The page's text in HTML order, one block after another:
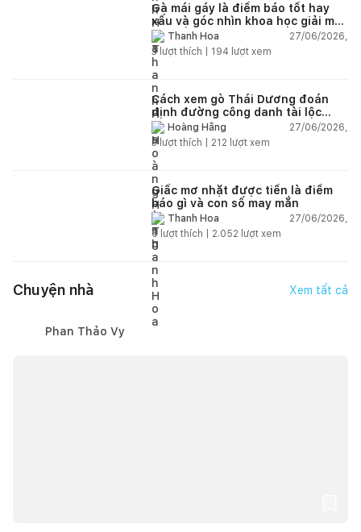
Gà mái gáy là điềm báo tốt hay
xấu và góc nhìn khoa học giải mã
chi tiết
Thanh Hoa
27/06/2026,
3lượt thích | 194 lượt xem
Cách xem gò Thái Dương đoán
định đường công danh tài lộc
theo nhân tướng học
Hoàng Hằng
27/06/2026,
3lượt thích | 212 lượt xem
Giấc mơ nhặt được tiền là điềm
báo gì và con số may mắn
Thanh Hoa
27/06/2026,
6 lượt thích | 2.052 lượt xem
Chuyện nhà Xem tất cả
Phan Thảo Vy